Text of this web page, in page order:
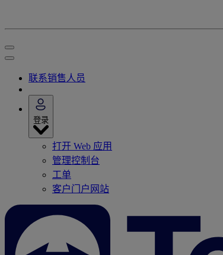
联系销售人员
登录
打开 Web 应用
管理控制台
工单
客户门户网站